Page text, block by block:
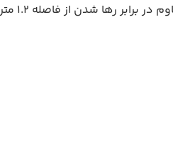
برابر رها شدن از فاصله‌ ۱.۲ متری